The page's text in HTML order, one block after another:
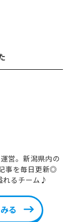
営。新潟県内の
事を毎日更新◎
れるチーム♪
る